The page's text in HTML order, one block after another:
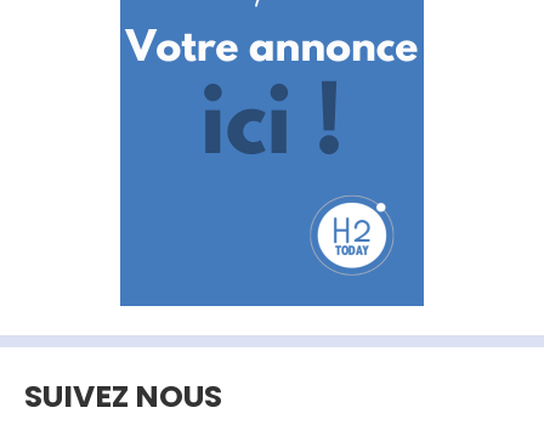
SUIVEZ NOUS